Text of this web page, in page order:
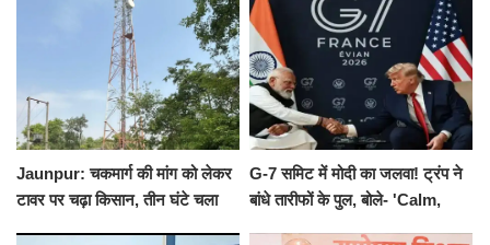
संकल्प
Jaunpur: चकमार्ग की मांग को लेकर
टावर पर चढ़ा किसान, तीन घंटे चला
G-7 समिट में मोदी का जलवा! ट्रंप ने
बांधे तारीफों के पुल, बोले- 'Calm,